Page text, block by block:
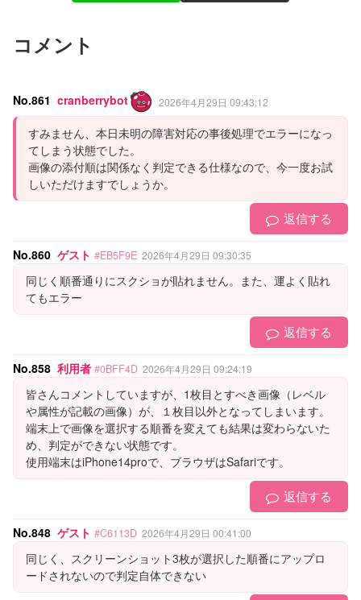
コメント
No.861 cranberrybot 2026年4月29日 09:43:12
すみません、本日未明の障害対応の事後処理でエラーになっ
てしまう状態でした。
画像の添付順は関係なく判定できる仕様なので、今一度お試
しいただけますでしょうか。
返信する
No.860 ゲスト #EB5F9E 2026年4月29日 09:30:35
同じく順番通りにスクショが貼れません。また、運よく貼れ
てもエラー
返信する
No.858 利用者 #0BFF4D 2026年4月29日 09:24:19
皆さんコメントしていますが、1枚目とすべき画像（レベル
や属性が記載の画像）が、１枚目以外となってしまいます。
端末上で画像を選択する順番を変えても結果は変わらないた
め、判定ができない状態です。
使用端末はiPhone14proで、ブラウザはSafariです。
返信する
No.848 ゲスト #C6113D 2026年4月29日 00:41:00
同じく、スクリーンショット3枚が選択した順番にアップロ
ードされないので判定自体できない